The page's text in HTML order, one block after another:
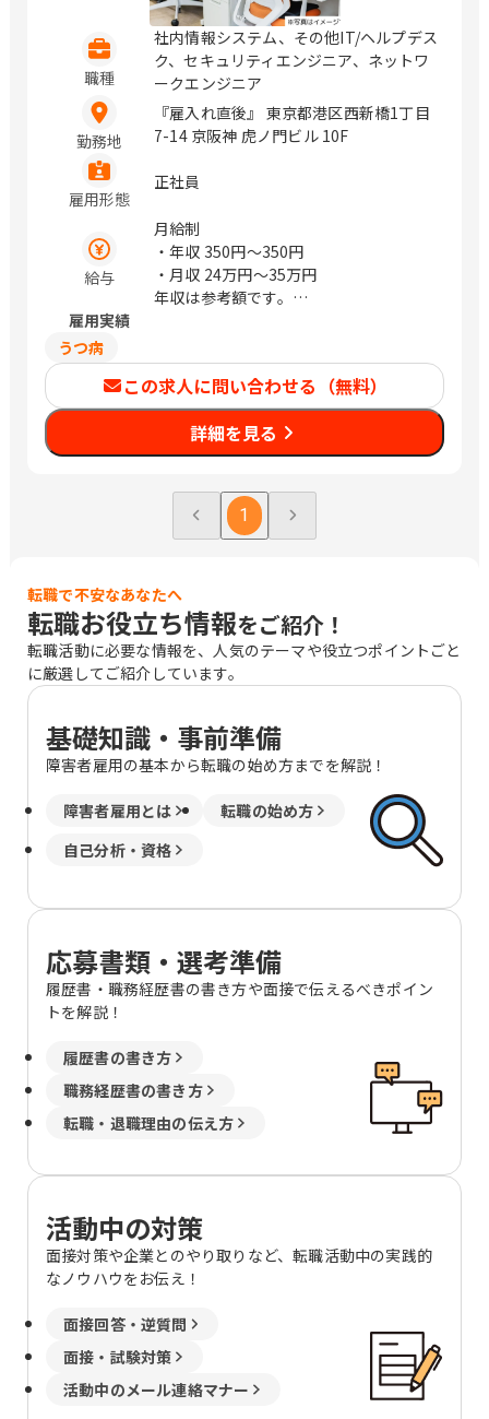
職種
社内情報システム、その他IT/ヘルプデス
ク、セキュリティエンジニア、ネットワ
ークエンジニア
勤務地
『雇入れ直後』 東京都港区西新橋1丁目
7-14 京阪神 虎ノ門ビル 10F
雇用形態
正社員
給与
月給制
・年収 350円〜350円
・月収 24万円〜35万円
年収は参考額です。
雇用実績
うつ病
この求人に問い合わせる（無料）
詳細を見る
1
転職で不安なあなたへ
転職お役立ち情報をご紹介！
転職活動に必要な情報を、人気のテーマや役立つポイントごと
に厳選してご紹介しています。
基礎知識・事前準備
障害者雇用の基本から転職の始め方までを解説！
障害者雇用とは
転職の始め方
自己分析・資格
応募書類・選考準備
履歴書・職務経歴書の書き方や面接で伝えるべきポイン
トを解説！
履歴書の書き方
職務経歴書の書き方
転職・退職理由の伝え方
活動中の対策
面接対策や企業とのやり取りなど、転職活動中の実践的
なノウハウをお伝え！
面接回答・逆質問
面接・試験対策
活動中のメール連絡マナー